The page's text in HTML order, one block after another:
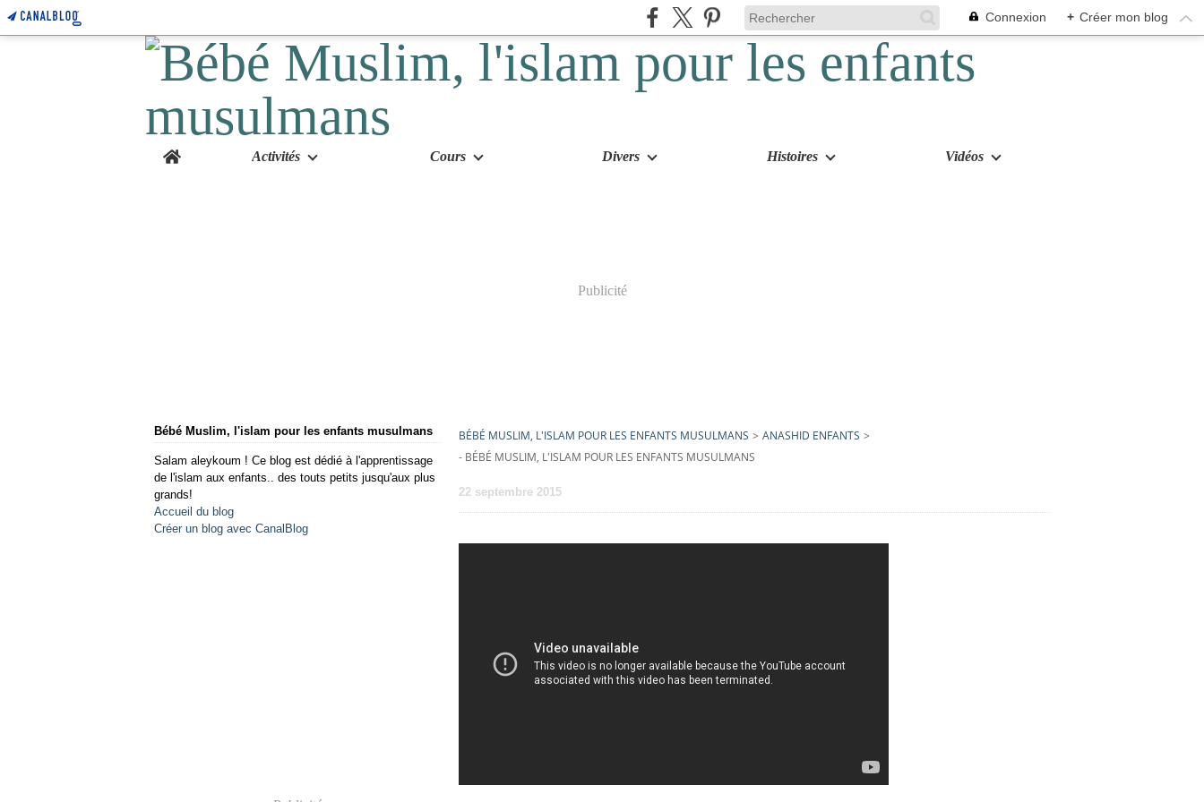
Connexion + Créer mon blog
Home Activités Cours Divers Histoires Vidéos
Publicité
Bébé Muslim, l'islam pour les enfants musulmans
Salam aleykoum ! Ce blog est dédié à l'apprentissage
de l'islam aux enfants.. des touts petits jusqu'aux plus
grands!
Accueil du blog
Créer un blog avec CanalBlog
BÉBÉ MUSLIM, L'ISLAM POUR LES ENFANTS MUSULMANS > ANASHID ENFANTS >
- BÉBÉ MUSLIM, L'ISLAM POUR LES ENFANTS MUSULMANS
22 septembre 2015